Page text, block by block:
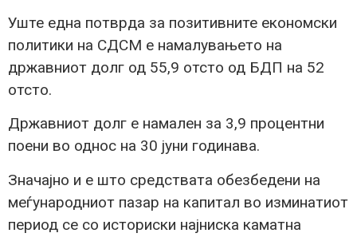
Уште една потврда за позитивните економски
политики на СДСМ е намалувањето на
државниот долг од 55,9 отсто од БДП на 52
отсто.
Државниот долг е намален за 3,9 процентни
поени во однос на 30 јуни годинава.
Значајно и е што средствата обезбедени на
меѓународниот пазар на капитал во изминатиот
период се со историски најниска каматна